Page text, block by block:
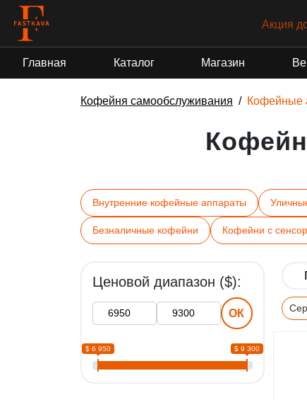
Акция
Главная Каталог Магазин
Кофейня самообслуживания Кофейные
Внутренние кофейные аппараты
Безналичные кофейни Кофейни с
Ценовой диапазон ($):
ОК
$ 6 950 $ 9 300